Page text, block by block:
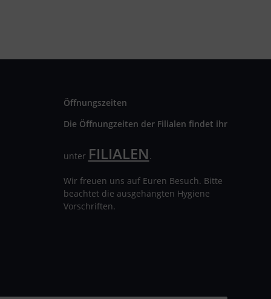
Öffnungszeiten
Die Öffnungzeiten der Filialen findet ihr
unter FILIALEN.
Wir freuen uns auf Euren Besuch. Bitte
beachtet die ausgehängten Hygiene
Vorschriften.